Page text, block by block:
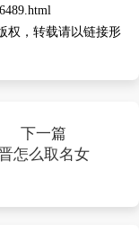
权，转载请以链接形
下一篇
怎么取名女